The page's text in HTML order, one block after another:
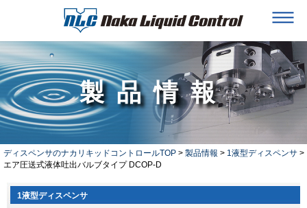
製品情報
ディスペンサのナカリキッドコントロールTOP > 製品情報 > 1液型ディスペンサ >
エア圧送式液体吐出バルブタイプ DCOP-D
1液型ディスペンサ